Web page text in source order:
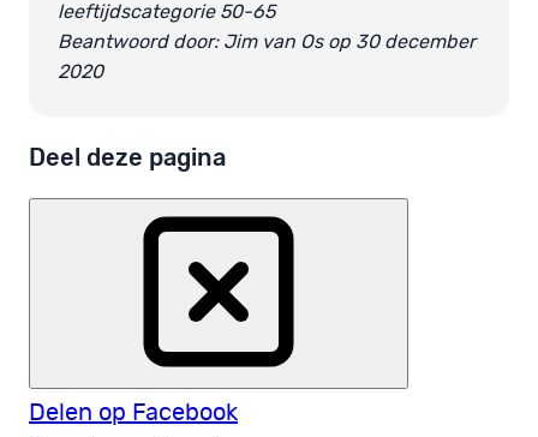
leeftijdscategorie 50-65
Beantwoord door: Jim van Os op 30 december
2020
Deel deze pagina
Delen op Facebook